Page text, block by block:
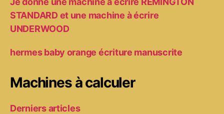
STANDARD et une machine à écrire
UNDERWOOD
hermes baby orange écriture manuscrite
Machines à calculer
Derniers articles